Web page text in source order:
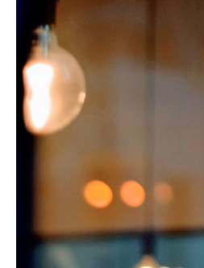
2021.08.20
この記事のタイトルと